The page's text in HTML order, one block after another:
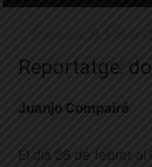
Reportatge:
Juanjo Compairé
El dia 28 de febrer al